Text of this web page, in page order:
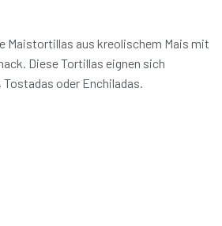
Maistortillas aus kreolischem Mais mit
Diese Tortillas eignen sich
oder Enchiladas.